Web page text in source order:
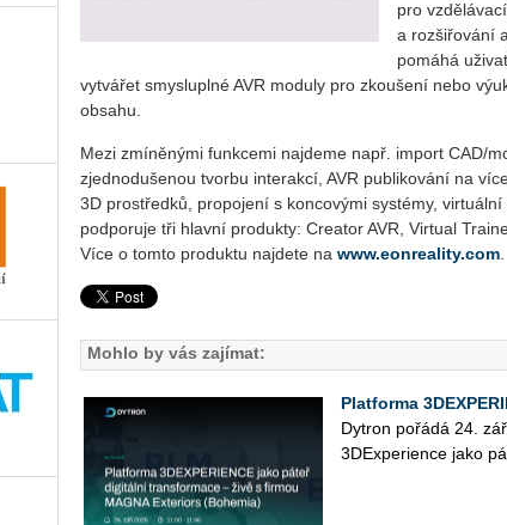
pro
a rozšiřování
pomáhá
vytvářet smysluplné AVR moduly pro zkoušení nebo
obsahu.
Mezi zmíněnými funkcemi najdeme např. import CAD/
zjednodušenou tvorbu interakcí, AVR publikování na
3D prostředků, propojení s koncovými systémy,
podporuje tři hlavní produkty: Creator AVR, Virtual
Více o tomto produktu najdete na www.eonreality.com
Mohlo by vás zajímat:
Platforma
Dy­tron po­řá­dá 24.
3D­Ex­pe­ri­en­ce jako